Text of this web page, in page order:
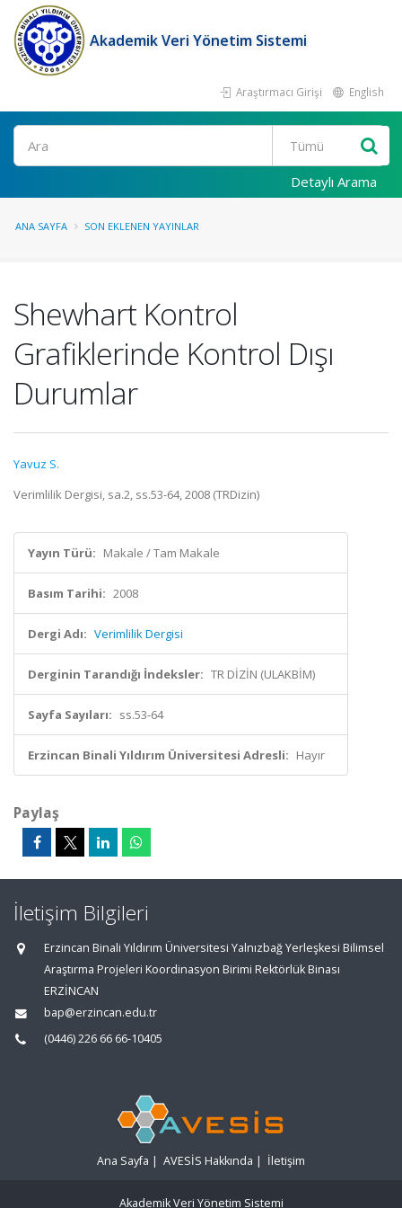
Akademik Veri Yönetim Sistemi
Araştırmacı Girişi English
Ara
Detaylı Arama
ANA SAYFA SON EKLENEN YAYINLAR
Shewhart Kontrol
Grafiklerinde Kontrol Dışı
Durumlar
Yavuz S.
Verimlilik Dergisi, sa.2, ss.53-64, 2008 (TRDizin)
Yayın Türü: Makale / Tam Makale
Basım Tarihi: 2008
Dergi Adı: Verimlilik Dergisi
Derginin Tarandığı İndeksler: TR DİZİN (ULAKBİM)
Sayfa Sayıları: ss.53-64
Erzincan Binali Yıldırım Üniversitesi Adresli: Hayır
Paylaş
İletişim Bilgileri
Erzincan Binali Yıldırım Üniversitesi Yalnızbağ Yerleşkesi Bilimsel
Araştırma Projeleri Koordinasyon Birimi Rektörlük Binası
ERZİNCAN
bap@erzincan.edu.tr
(0446) 226 66 66-10405
Ana Sayfa | AVESİS Hakkında | İletişim
Akademik Veri Yönetim Sistemi